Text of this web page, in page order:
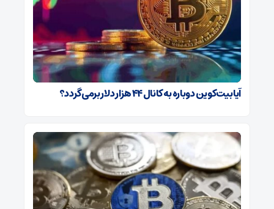
آیا بیت‌کوین دوباره به کانال ۴۴ هزار دلار برمی‌گردد؟